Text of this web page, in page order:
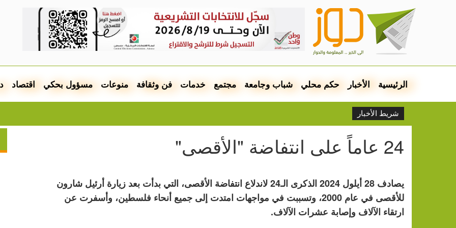
الرئيسية الأخبار حكم محلي شباب وجامعة مجتمع خدمات فن وثقافة منوعات مسؤول بحكي اقتصاد
شريط الأخبار
24 عاماً على انتفاضة "الأقصى"
يصادف 28 أيلول 2024 الذكرى الـ24 لاندلاع انتفاضة الأقصى، التي بدأت بعد زيارة أرئيل شارون
للأقصى في عام 2000، وتسببت في مواجهات امتدت إلى جميع أنحاء فلسطين، وأسفرت عن
ارتقاء الآلاف وإصابة عشرات الآلاف.